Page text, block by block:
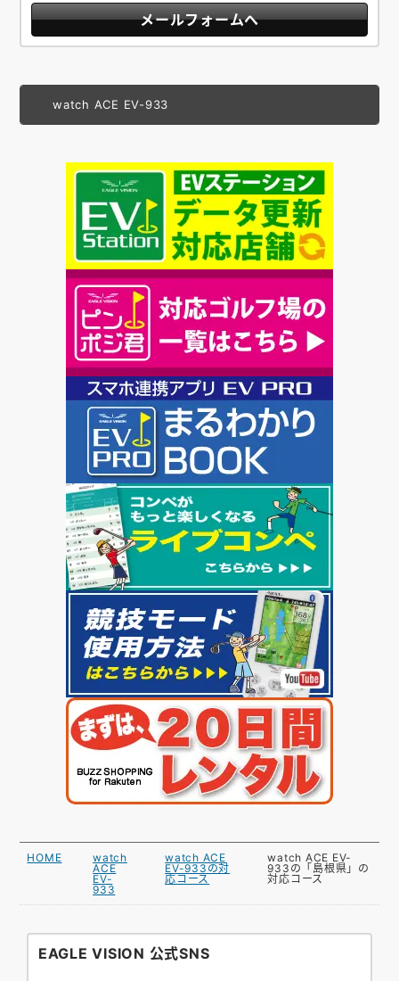
メールフォームへ
watch ACE EV-933
HOME
watch
ACE
EV-
933
watch ACE
EV-933の対
応コース
watch ACE EV-
933の「島根県」の
対応コース
EAGLE VISION 公式SNS